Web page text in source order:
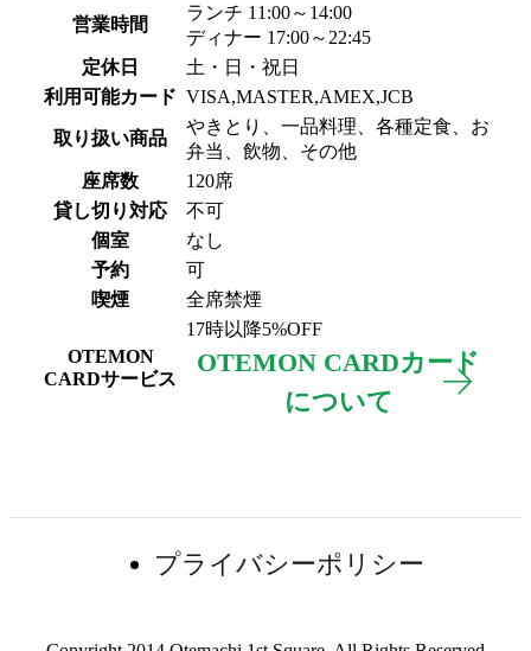
営業時間
ランチ 11:00～14:00
ディナー 17:00～22:45
定休日
土・日・祝日
利用可能カード VISA,MASTER,AMEX,JCB
取り扱い商品
やきとり、一品料理、各種定食、お
弁当、飲物、その他
座席数
120席
貸し切り対応
不可
個室
なし
予約
可
喫煙
全席禁煙
OTEMON
CARDサービス
17時以降5%OFF
OTEMON CARDカード
について
プライバシーポリシー